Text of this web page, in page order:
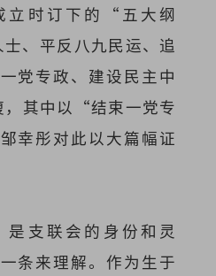
立时订下的“五大纲
、平反八九民运、追
党专政、建设民主中
其中以“结束一党专
幸彤对此以大篇幅证
支联会的身份和灵
条来理解。作为生于